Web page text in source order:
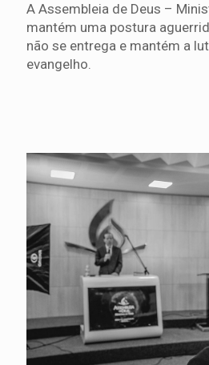
A Assembleia de Deus –
mantém uma postura
não se entrega e mantém a
evangelho.